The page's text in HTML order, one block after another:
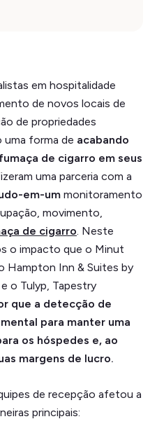
em hospitalidade
de novos locais de
de propriedades
uma forma de acabando
de cigarro em seus
uma parceria com a
em-um monitoramento
movimento,
de cigarro . Neste
o impacto que o Minut
Hampton Inn & Suites by
o Tulyp, Tapestry
que a detecção de
para manter uma
os hóspedes e, ao
margens de lucro.
de recepção afetou a
principais: